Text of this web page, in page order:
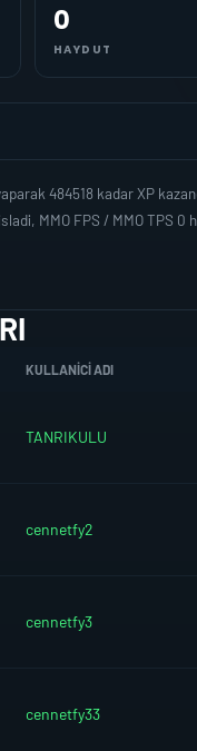
0
HAYDUT
484518 kadar XP
MMO FPS / MMO TPS
KULLANICI ADI
TANRIKULU
cennetfy2
cennetfy3
cennetfy33